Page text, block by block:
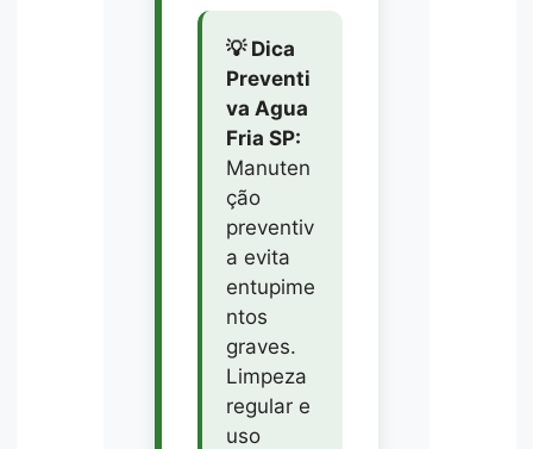
💡 Dica
Preventi
va Agua
Fria SP:
Manuten
ção
preventiv
a evita
entupime
ntos
graves.
Limpeza
regular e
uso